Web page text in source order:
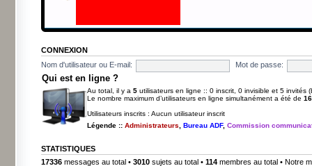
CONNEXION
Nom d'utilisateur ou E-mail:
Mot de passe:
Qui est en ligne ?
Au total, il y a 5 utilisateurs en ligne :: 0 inscrit, 0 invisible et 5 invités
Le nombre maximum d’utilisateurs en ligne simultanément a été de
Utilisateurs inscrits : Aucun utilisateur inscrit
Légende :: Administrateurs Bureau ADF, Commission
STATISTIQUES
17336 messages au total • 3010 sujets au total • 114 membres au total • Notre